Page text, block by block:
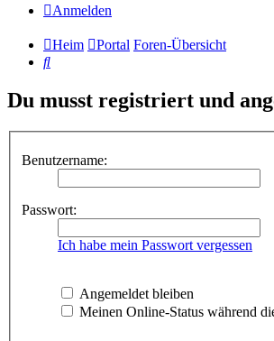
Anmelden
Heim Portal Foren-Übersicht
Suche
Du musst registriert und
Benutzername:
Passwort:
Ich habe mein Passwort vergessen
Angemeldet bleiben
Meinen Online-Status während